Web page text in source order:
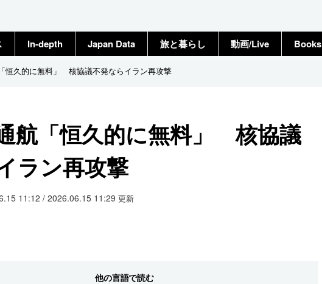
In-depth Japan Data 旅と暮らし 動画/Live Books
恒久的に無料」 核協議不発ならイラン再攻撃
航「恒久的に無料」 核協議
ラン再攻撃
11:12 / 2026.06.15 11:29 更新
他の言語で読む